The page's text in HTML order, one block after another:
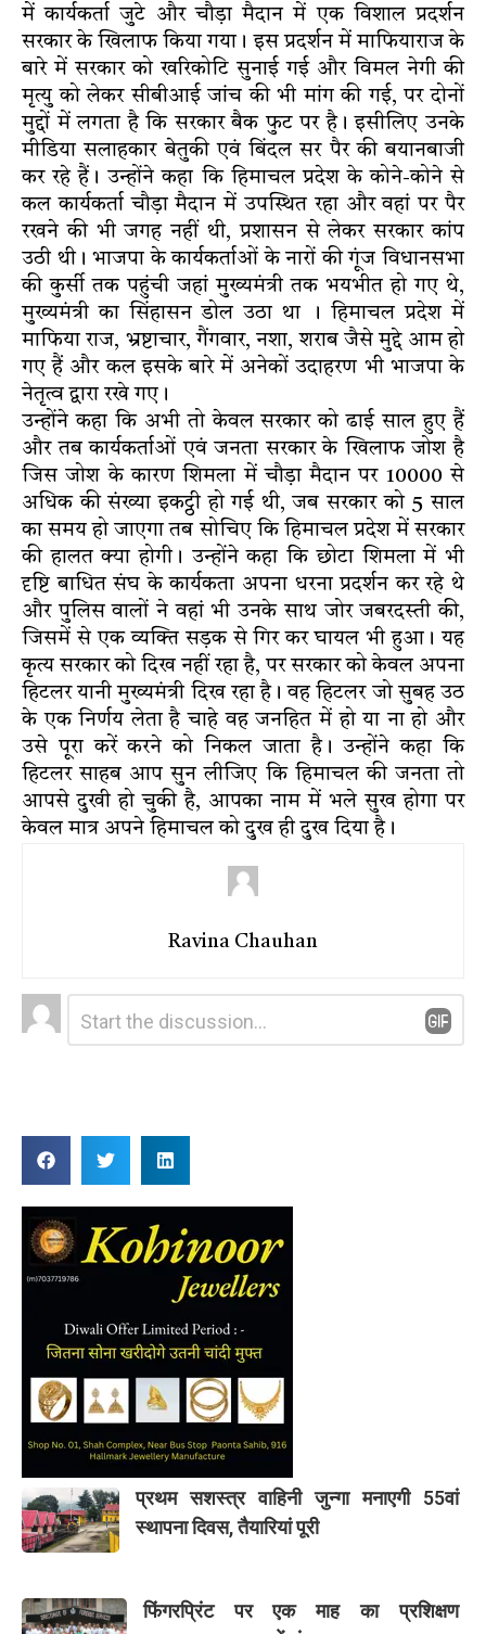
में कार्यकर्ता जुटे और चौड़ा मैदान में एक विशाल प्रदर्शन
सरकार के खिलाफ किया गया। इस प्रदर्शन में माफियाराज के
बारे में सरकार को खरिकोटि सुनाई गई और विमल नेगी की
मृत्यु को लेकर सीबीआई जांच की भी मांग की गई, पर दोनों
मुद्दों में लगता है कि सरकार बैक फुट पर है। इसीलिए उनके
मीडिया सलाहकार बेतुकी एवं बिंदल सर पैर की बयानबाजी
कर रहे हैं। उन्होंने कहा कि हिमाचल प्रदेश के कोने-कोने से
कल कार्यकर्ता चौड़ा मैदान में उपस्थित रहा और वहां पर पैर
रखने की भी जगह नहीं थी, प्रशासन से लेकर सरकार कांप
उठी थी। भाजपा के कार्यकर्ताओं के नारों की गूंज विधानसभा
की कुर्सी तक पहुंची जहां मुख्यमंत्री तक भयभीत हो गए थे,
मुख्यमंत्री का सिंहासन डोल उठा था । हिमाचल प्रदेश में
माफिया राज, भ्रष्टाचार, गैंगवार, नशा, शराब जैसे मुद्दे आम हो
गए हैं और कल इसके बारे में अनेकों उदाहरण भी भाजपा के
नेतृत्व द्वारा रखे गए।
उन्होंने कहा कि अभी तो केवल सरकार को ढाई साल हुए हैं
और तब कार्यकर्ताओं एवं जनता सरकार के खिलाफ जोश है
जिस जोश के कारण शिमला में चौड़ा मैदान पर 10000 से
अधिक की संख्या इकट्ठी हो गई थी, जब सरकार को 5 साल
का समय हो जाएगा तब सोचिए कि हिमाचल प्रदेश में सरकार
की हालत क्या होगी। उन्होंने कहा कि छोटा शिमला में भी
दृष्टि बाधित संघ के कार्यकता अपना धरना प्रदर्शन कर रहे थे
और पुलिस वालों ने वहां भी उनके साथ जोर जबरदस्ती की,
जिसमें से एक व्यक्ति सड़क से गिर कर घायल भी हुआ। यह
कृत्य सरकार को दिख नहीं रहा है, पर सरकार को केवल अपना
हिटलर यानी मुख्यमंत्री दिख रहा है। वह हिटलर जो सुबह उठ
के एक निर्णय लेता है चाहे वह जनहित में हो या ना हो और
उसे पूरा करें करने को निकल जाता है। उन्होंने कहा कि
हिटलर साहब आप सुन लीजिए कि हिमाचल की जनता तो
आपसे दुखी हो चुकी है, आपका नाम में भले सुख होगा पर
केवल मात्र अपने हिमाचल को दुख ही दुख दिया है।
Ravina Chauhan
Leave
a
Comment
प्रथम सशस्त्र वाहिनी जुन्गा मनाएगी 55वां
स्थापना दिवस, तैयारियां पूरी
फिंगरप्रिंट पर एक माह का प्रशिक्षण